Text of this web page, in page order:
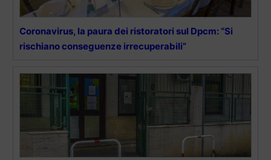
Coronavirus, la paura dei ristoratori sul Dpcm: “Si
rischiano conseguenze irrecuperabili”